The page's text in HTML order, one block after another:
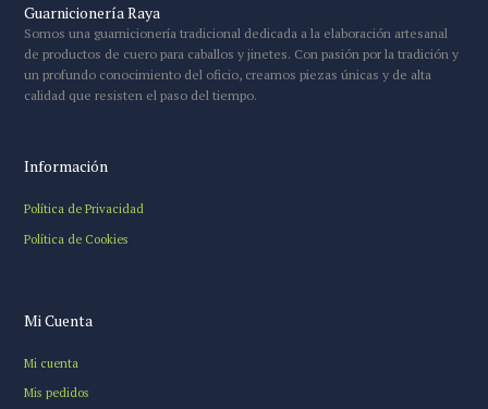
Guarnicionería Raya
Somos una guarnicionería tradicional dedicada a la elaboración artesanal
de productos de cuero para caballos y jinetes. Con pasión por la tradición y
un profundo conocimiento del oficio, creamos piezas únicas y de alta
calidad que resisten el paso del tiempo.
Información
Política de Privacidad
Política de Cookies
Mi Cuenta
Mi cuenta
Mis pedidos